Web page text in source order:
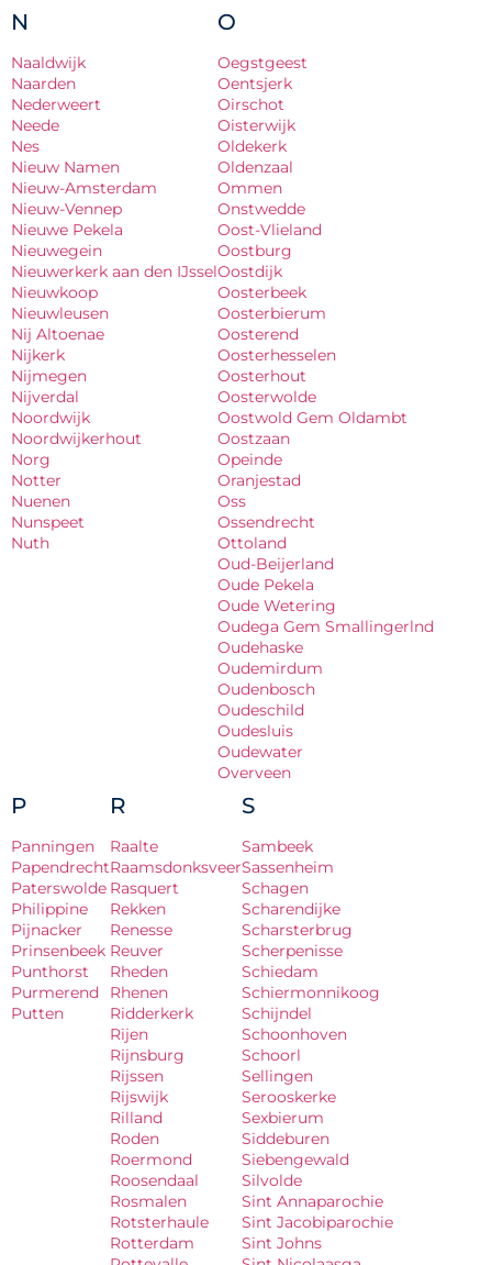
N
Naaldwijk
Naarden
Nederweert
Neede
Nes
Nieuw Namen
Nieuw-Amsterdam
Nieuw-Vennep
Nieuwe Pekela
Nieuwegein
Nieuwerkerk aan den IJssel
Nieuwkoop
Nieuwleusen
Nij Altoenae
Nijkerk
Nijmegen
Nijverdal
Noordwijk
Noordwijkerhout
Norg
Notter
Nuenen
Nunspeet
Nuth
O
Oegstgeest
Oentsjerk
Oirschot
Oisterwijk
Oldekerk
Oldenzaal
Ommen
Onstwedde
Oost-Vlieland
Oostburg
Oostdijk
Oosterbeek
Oosterbierum
Oosterend
Oosterhesselen
Oosterhout
Oosterwolde
Oostwold Gem Oldambt
Oostzaan
Opeinde
Oranjestad
Oss
Ossendrecht
Ottoland
Oud-Beijerland
Oude Pekela
Oude Wetering
Oudega Gem Smallingerlnd
Oudehaske
Oudemirdum
Oudenbosch
Oudeschild
Oudesluis
Oudewater
Overveen
P
Panningen
Papendrecht
Paterswolde
Philippine
Pijnacker
Prinsenbeek
Punthorst
Purmerend
Putten
R
Raalte
Raamsdonksveer
Rasquert
Rekken
Renesse
Reuver
Rheden
Rhenen
Ridderkerk
Rijen
Rijnsburg
Rijssen
Rijswijk
Rilland
Roden
Roermond
Roosendaal
Rosmalen
Rotsterhaule
Rotterdam
S
Sambeek
Sassenheim
Schagen
Scharendijke
Scharsterbrug
Scherpenisse
Schiedam
Schiermonnikoog
Schijndel
Schoonhoven
Schoorl
Sellingen
Serooskerke
Sexbierum
Siddeburen
Siebengewald
Silvolde
Sint Annaparochie
Sint Jacobiparochie
Sint Johns